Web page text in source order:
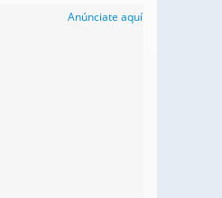
Anúnciate aquí